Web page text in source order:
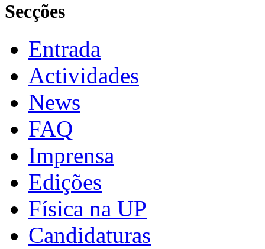
Secções
Entrada
Actividades
News
FAQ
Imprensa
Edições
Física na UP
Candidaturas